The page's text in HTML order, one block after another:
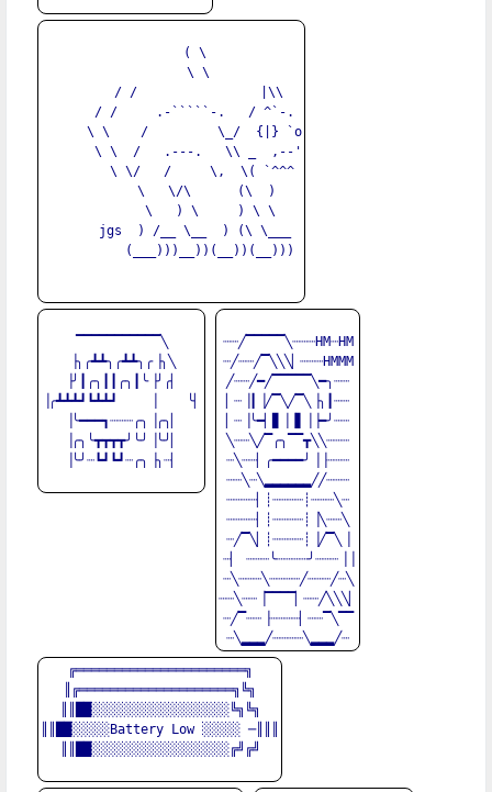
      ( \
       \ \
       / /                |\\
      / /     .-`````-.   / ^`-.
      \ \    /         \_/  {|} `o
       \ \  /   .---.   \\ _  ,--'
        \ \/   /     \,  \( `^^^
         \   \/\      (\  )
          \   ) \     ) \ \
      jgs  ) /__ \__  ) (\ \___
          (___)))__))(__))(__)))
▔▔▔▔▔▔▔▔▔▔▔╲
▕╮╭┻┻╮╭┻┻╮╭▕╮╲
▕╯┃╭╮┃┃╭╮┃╰▕╯╭▏
▕╭┻┻┻┛┗┻┻┛    ▕    ╰▏
▕╰━━━┓┈┈┈╭╮▕╭╮▏
▕╭╮╰┳┳┳┳╯╰╯▕╰╯▏
▕╰╯┈┗┛┗┛┈╭╮▕╮┈▏
┈┈╱▔▔▔▔▔╲┈┈┈HM┈HM
┈╱┈┈╱▔╲╲╲▏┈┈┈HMMM
╱┈┈╱━╱▔▔▔▔▔╲━╮┈┈
▏┈▕┃▕╱▔╲╱▔╲▕╮┃┈┈
▏┈▕╰━▏▊▕▕▋▕▕━╯┈┈
╲┈┈╲╱▔╭╮▔▔┳╲╲┈┈┈
┈╲┈┈▏╭━━━━╯▕▕┈┈┈
┈┈╲┈╲▂▂▂▂▂▂╱╱┈┈┈
┈┈┈┈▏┊┈┈┈┈┊┈┈┈╲┈
┈┈┈┈▏┊┈┈┈┈┊▕╲┈┈╲
┈╱▔╲▏┊┈┈┈┈┊▕╱▔╲▕
┈▏ ┈┈┈╰┈┈┈┈╯┈┈┈▕▕
┈╲┈┈┈╲┈┈┈┈╱┈┈┈╱┈╲
┈┈╲┈┈▕▔▔▔▔▏┈┈╱╲╲╲▏
┈╱▔┈┈▕┈┈┈┈▏┈┈▔╲▔▔
╔══════════════════════╗
║╔════════════════════╗╚╗
║║██░░░░░░░░░░░░░░░░░░╚╗╚╗
║║██░░░░░Battery Low ░░░░░ ─║║║
║║██░░░░░░░░░░░░░░░░░░╔╝╔╝